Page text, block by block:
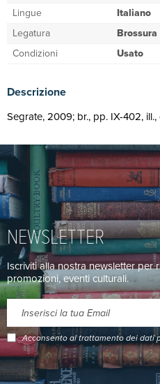
Lingue
Italiano
Legatura
Brossura
Condizioni
Usato
Descrizione
Segrate, 2009; br., pp. IX-402,
NEWSLETTER
Iscriviti alla nostra newsletter
promozioni, eventi culturali.
Acconsento al trattamento dei dati